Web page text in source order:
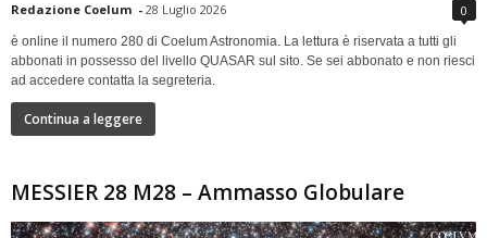
Redazione Coelum - 28 Luglio 2026 0
è online il numero 280 di Coelum Astronomia. La lettura è riservata a tutti gli
abbonati in possesso del livello QUASAR sul sito. Se sei abbonato e non riesci
ad accedere contatta la segreteria.
Continua a leggere
MESSIER 28 M28 – Ammasso Globulare